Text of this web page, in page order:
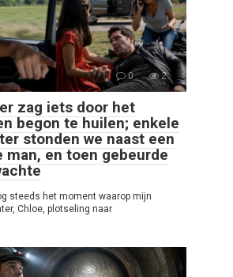
0 2
zag iets door het
begon te huilen; enkele
stonden we naast een
man, en toen gebeurde
steeds het moment waarop mijn
Chloe, plotseling naar